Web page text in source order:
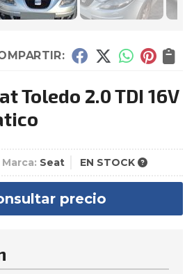
Toledo 2.0 TDI 16V
Marca: Seat EN STOCK
precio